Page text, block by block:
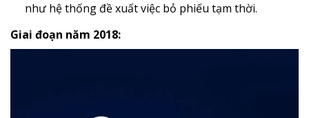
như hệ thống đề xuất việc bỏ phiếu tạm thời.
Giai đoạn năm 2018: